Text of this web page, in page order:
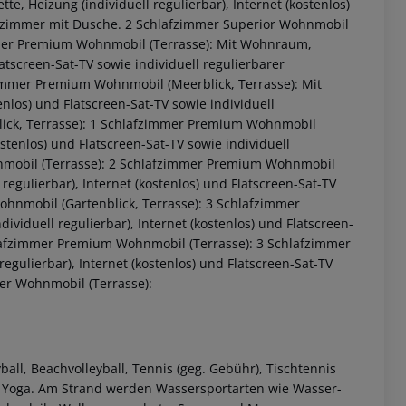
Heizung (individuell regulierbar), Internet (kostenlos)
mit Dusche. 2 Schlafzimmer Superior Wohnmobil
Premium Wohnmobil (Terrasse): Mit Wohnraum,
Sat-TV sowie individuell regulierbarer
Premium Wohnmobil (Meerblick, Terrasse): Mit
und Flatscreen-Sat-TV sowie individuell
Terrasse): 1 Schlafzimmer Premium Wohnmobil
und Flatscreen-Sat-TV sowie individuell
(Terrasse): 2 Schlafzimmer Premium Wohnmobil
Internet (kostenlos) und Flatscreen-Sat-TV
(Gartenblick, Terrasse): 3 Schlafzimmer
regulierbar), Internet (kostenlos) und Flatscreen-
Premium Wohnmobil (Terrasse): 3 Schlafzimmer
Internet (kostenlos) und Flatscreen-Sat-TV
Wohnmobil (Terrasse):
Beachvolleyball, Tennis (geg. Gebühr), Tischtennis
Am Strand werden Wassersportarten wie Wasser-
akzeptieren